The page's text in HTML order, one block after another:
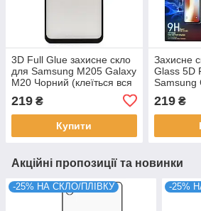
3D Full Glue захисне скло
для Samsung M205 Galaxy
M20 Чорний (клеїться вся
219 ₴
Купити
Захисне
Glass 5D
Samsung
219₴
Акційні пропозиції та новинки
-25% НА СКЛО/ПЛІВКУ -25%